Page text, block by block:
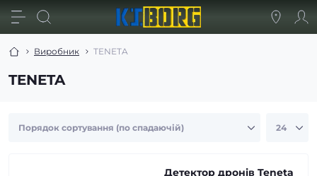
Виробник TENETA
TENETA
Детектор дронів Teneta